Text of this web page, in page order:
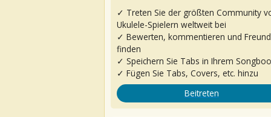
✓ Treten Sie der größten Community
Ukulele-Spielern weltweit bei
✓ Bewerten, kommentieren und
finden
✓ Speichern Sie Tabs in Ihrem
✓ Fügen Sie Tabs, Covers, etc. hinzu
Beitreten